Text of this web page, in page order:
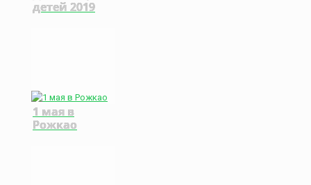
детей 2019
1 мая в
Рожкао